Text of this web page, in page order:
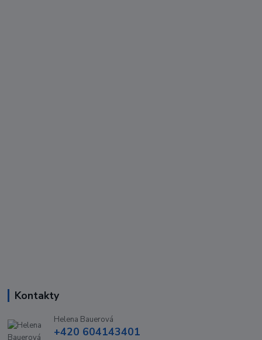
Kontakty
Helena Bauerová
+420 604143401